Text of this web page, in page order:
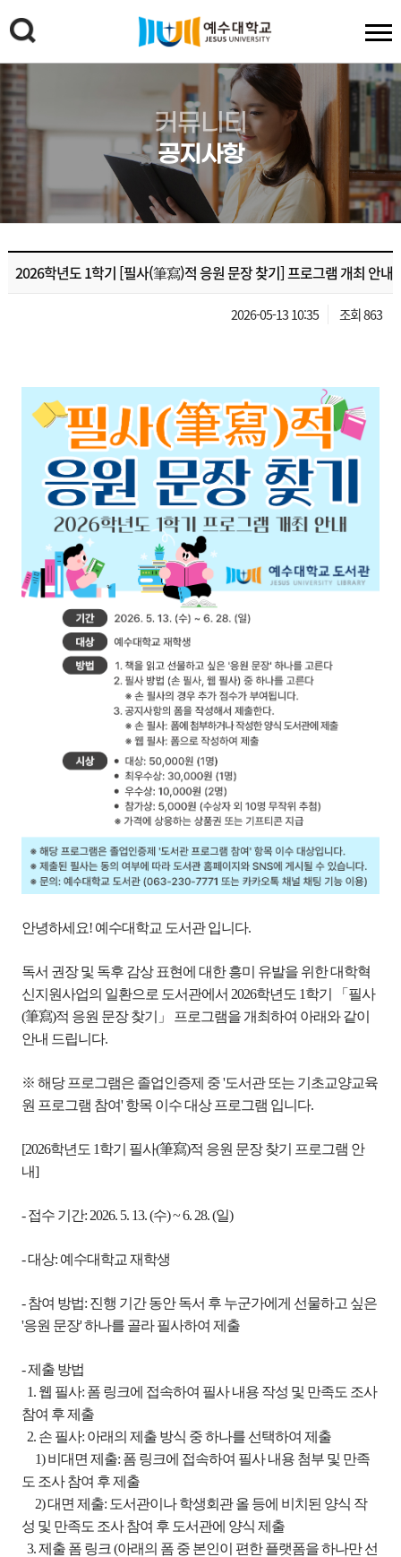
커뮤니티
공지사항
2026학년도 1학기 [필사(筆寫)적 응원 문장 찾기] 프로그램 개최 안내
2026-05-13 10:35 조회 863
안녕하세요! 예수대학교 도서관 입니다.
독서 권장 및 독후 감상 표현에 대한 흥미 유발을 위한 대학혁
신지원사업의 일환으로 도서관에서 2026학년도 1학기 「필사
(筆寫)적 응원 문장 찾기」 프로그램을 개최하여 아래와 같이
안내 드립니다.
※ 해당 프로그램은 졸업인증제 중 '도서관 또는 기초교양교육
원 프로그램 참여' 항목 이수 대상 프로그램 입니다.
[2026학년도 1학기 필사(筆寫)적 응원 문장 찾기 프로그램 안
내]
- 접수 기간: 2026. 5. 13. (수) ~ 6. 28. (일)
- 대상: 예수대학교 재학생
- 참여 방법: 진행 기간 동안 독서 후 누군가에게 선물하고 싶은
'응원 문장' 하나를 골라 필사하여 제출
- 제출 방법
1. 웹 필사: 폼 링크에 접속하여 필사 내용 작성 및 만족도 조사
참여 후 제출
2. 손 필사: 아래의 제출 방식 중 하나를 선택하여 제출
1) 비대면 제출: 폼 링크에 접속하여 필사 내용 첨부 및 만족
도 조사 참여 후 제출
2) 대면 제출: 도서관이나 학생회관 올 등에 비치된 양식 작
성 및 만족도 조사 참여 후 도서관에 양식 제출
3. 제출 폼 링크 (아래의 폼 중 본인이 편한 플랫폼을 하나만 선